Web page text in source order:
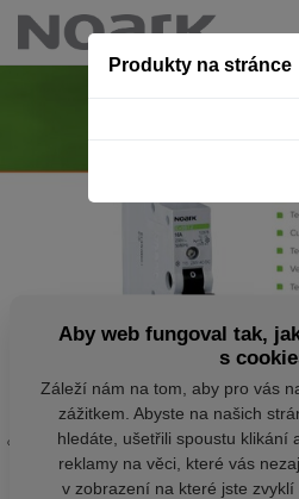
Produkty na stránce
Aby web fungoval tak,
s
Záleží nám na tom, aby pro vás
zážitkem. Abyste na našich
hledáte, ušetřili spoustu klikání
reklamy na věci, které vás
v zobrazení na které jste